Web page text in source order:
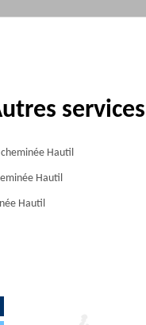
services
cheminée Hautil
Hautil
Hautil